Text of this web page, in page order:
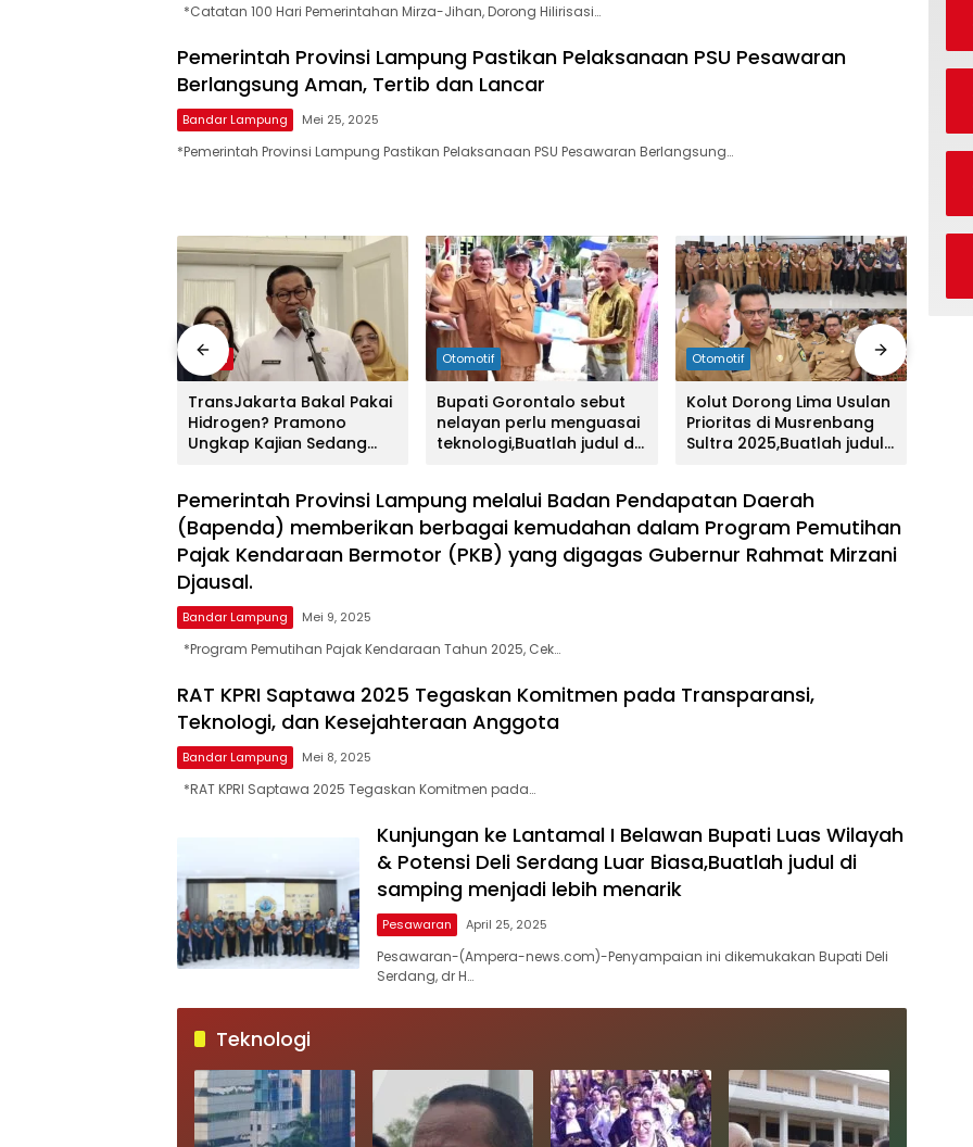
hidup,
hiburan,
bebas
dari
SARA,
narkoba
dan
Cetak
dan
Ampera
News
*Catatan 100 Hari Pemerintahan Mirza-Jihan, Dorong Hilirisasi…
Pemerintah Provinsi Lampung Pastikan Pelaksanaan PSU Pesawaran
Berlangsung Aman, Tertib dan Lancar
Bandar Lampung Mei 25, 2025
*Pemerintah Provinsi Lampung Pastikan Pelaksanaan PSU Pesawaran Berlangsung…
Berita
TransJakarta Bakal Pakai
Hidrogen? Pramono
Ungkap Kajian Sedang
Otomotif
Bupati Gorontalo sebut
nelayan perlu menguasai
teknologi,Buatlah judul di
Otomotif
Kolut Dorong Lima Usulan
Prioritas di Musrenbang
Sultra 2025,Buatlah judul
Pemerintah Provinsi Lampung melalui Badan Pendapatan Daerah
(Bapenda) memberikan berbagai kemudahan dalam Program Pemutihan
Pajak Kendaraan Bermotor (PKB) yang digagas Gubernur Rahmat Mirzani
Djausal.
Bandar Lampung Mei 9, 2025
*Program Pemutihan Pajak Kendaraan Tahun 2025, Cek…
RAT KPRI Saptawa 2025 Tegaskan Komitmen pada Transparansi,
Teknologi, dan Kesejahteraan Anggota
Bandar Lampung Mei 8, 2025
*RAT KPRI Saptawa 2025 Tegaskan Komitmen pada…
Kunjungan ke Lantamal I Belawan Bupati Luas Wilayah
& Potensi Deli Serdang Luar Biasa,Buatlah judul di
samping menjadi lebih menarik
Pesawaran April 25, 2025
Pesawaran-(Ampera-news.com)-Penyampaian ini dikemukakan Bupati Deli
Serdang, dr H…
Teknologi